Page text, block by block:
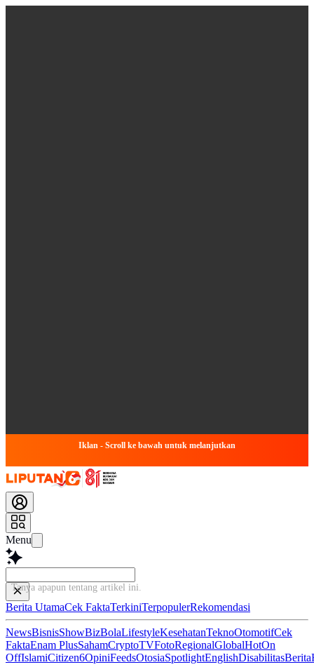
Iklan - Scroll ke bawah untuk melanjutkan
Menu
Tanya apapun tentang artike
Berita UtamaCek FaktaTerkiniTerpopulerRekomendasi
NewsBisnisShowBizBolaLifestyleKesehatanTeknoOtomotifCek
FaktaEnam PlusSahamCryptoTVFotoRegionalGlobalHotOn
OffIslamiCitizen6OpiniFeedsOtosiaSpotlightEnglishDisabilitasBerita